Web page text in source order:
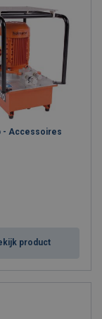
- Accessoires
product